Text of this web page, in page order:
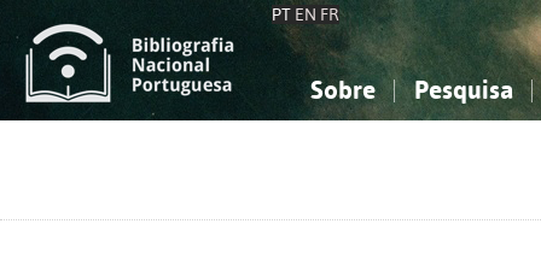
PT EN FR
Sobre Pesquisa